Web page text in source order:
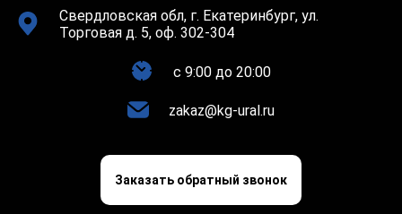
Свердловская обл, г. Екатеринбург, ул.
Торговая д. 5, оф. 302-304
c 9:00 до 20:00
zakaz@kg-ural.ru
Заказать обратный звонок